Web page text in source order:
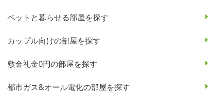
ペットと暮らせる部屋を探す
カップル向けの部屋を探す
敷金礼金0円の部屋を探す
都市ガス&オール電化の部屋を探す